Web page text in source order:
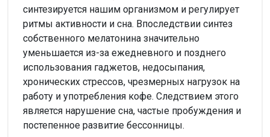
синтезируется нашим организмом и регулирует
ритмы активности и сна. Впоследствии синтез
собственного мелатонина значительно
уменьшается из-за ежедневного и позднего
использования гаджетов, недосыпания,
хронических стрессов, чрезмерных нагрузок на
работу и употребления кофе. Следствием этого
является нарушение сна, частые пробуждения и
постепенное развитие бессонницы.